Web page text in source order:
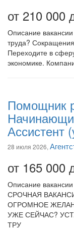
от 210 000
Описание
труда?
Переходите в
экономике.
Помощник
Ассистент
28 июля 2026,
от 165 000
Описание
СРОЧНАЯ
ОГРОМНОЕ
УЖЕ СЕЙЧАС?
ТРУ